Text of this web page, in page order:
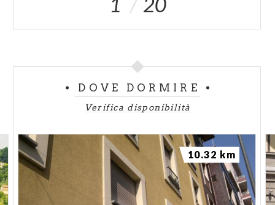
DOVE DORMIRE
Verifica disponibilità
10.32 km